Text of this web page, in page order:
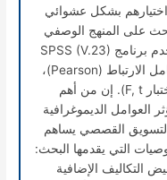
بشكل عشوائي
البحث على المنهج الوصفي
والتحليلي لعرض البيانات وتحليها. استخدم برنامج SPSS (V.23)
لتحليل البيانات وبأساليب إحصائية (معامل الارتباط (Pearson)،
أسلوب تحليل الانحدار البسيط، واختبار F, t). إن من أهم
العوامل الديموغرافية
القصصي يساهم
التي يقدمها البحث:
التكاليف الإضافية